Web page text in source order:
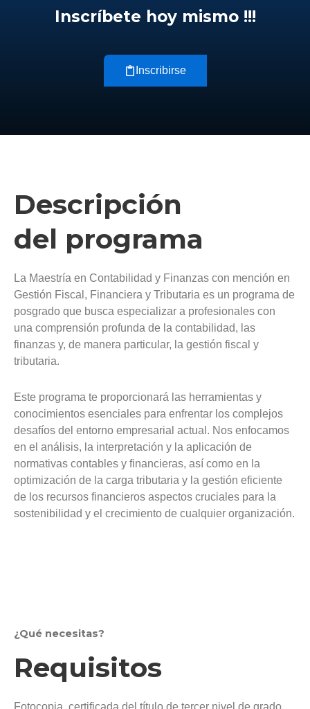
Inscríbete hoy mismo !!!
Inscribirse
Descripción
del programa
La Maestría en Contabilidad y Finanzas con mención en
Gestión Fiscal, Financiera y Tributaria es un programa de
posgrado que busca especializar a profesionales con
una comprensión profunda de la contabilidad, las
finanzas y, de manera particular, la gestión fiscal y
tributaria.
Este programa te proporcionará las herramientas y
conocimientos esenciales para enfrentar los complejos
desafíos del entorno empresarial actual. Nos enfocamos
en el análisis, la interpretación y la aplicación de
normativas contables y financieras, así como en la
optimización de la carga tributaria y la gestión eficiente
de los recursos financieros aspectos cruciales para la
sostenibilidad y el crecimiento de cualquier organización.
¿Qué necesitas?
Requisitos
Fotocopia certificada del título de tercer nivel de grado